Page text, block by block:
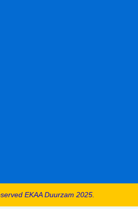
EKAA Duurzam 2025.